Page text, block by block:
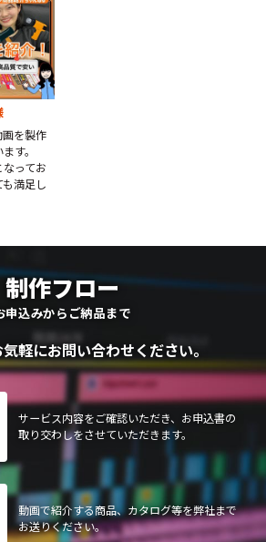
を製作
す。
ってお
満足し
制作フロー
申込みからご納品まで
軽にお問い合わせください。
サービス内容をご確認いただき、お申込書の
取り交わしをさせていただきます。
動画で紹介する商品、カタログ等を弊社まで
お送りください。